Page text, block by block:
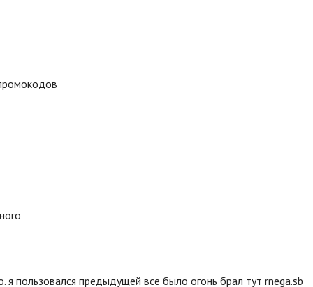
пользовался предыдущей все было огонь брал тут rnega.sb